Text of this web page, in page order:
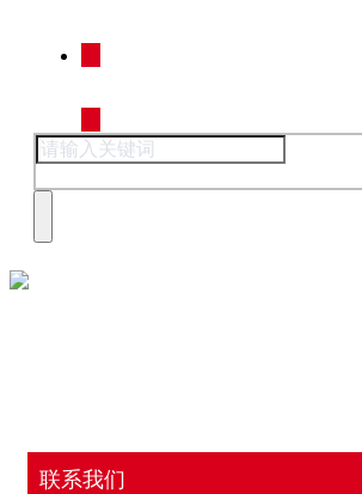
联系我们